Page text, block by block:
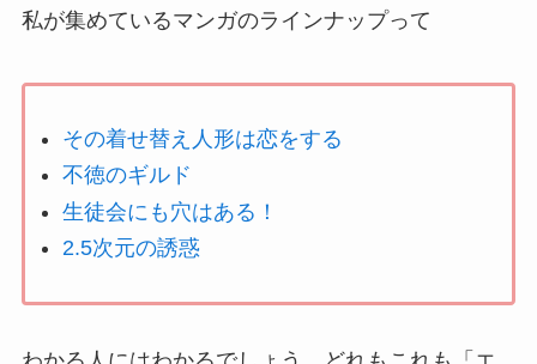
私が集めているマンガのラインナップって
その着せ替え人形は恋をする
不徳のギルド
生徒会にも穴はある！
2.5次元の誘惑